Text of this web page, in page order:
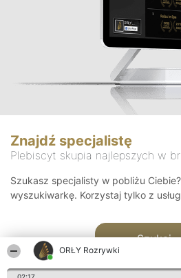
ORŁY Rozrywki
Znajdź specjalistę
Plebiscyt skupia najlepszych w
Szukasz specjalisty w pobliżu
wyszukiwarkę. Korzystaj tylko z
Szukaj